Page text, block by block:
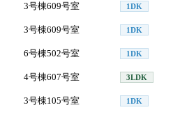
3号棟609号室 1DK
3号棟609号室 1DK
6号棟502号室 1DK
4号棟607号室 3LDK
3号棟105号室 1DK